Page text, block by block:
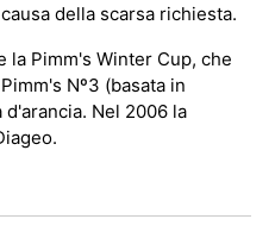
della scarsa richiesta.
la Pimm's Winter Cup, che
Nº3 (basata in
Nel 2006 la